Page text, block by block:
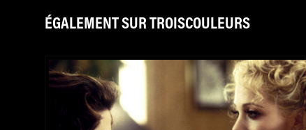
ÉGALEMENT SUR TROISCOULEURS